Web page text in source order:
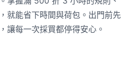
就能省下時間與荷包。出門前先
讓每一次採買都停得安心。